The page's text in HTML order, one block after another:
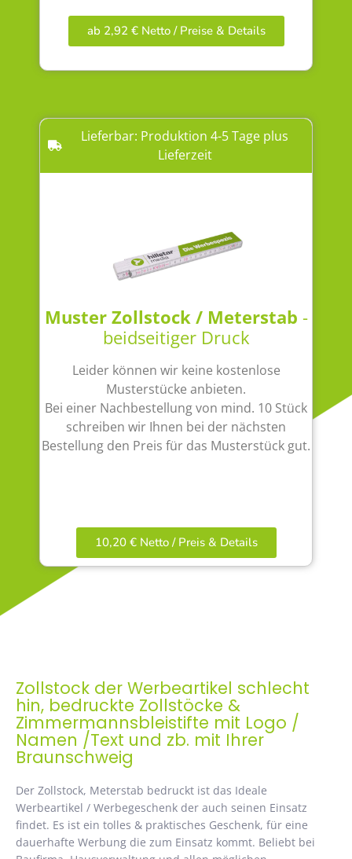
ab 2,92 € Netto / Preise & Details
Lieferbar: Produktion 4-5 Tage plus
Lieferzeit
Muster Zollstock / Meterstab -
beidseitiger Druck
Leider können wir keine kostenlose
Musterstücke anbieten.
Bei einer Nachbestellung von mind. 10 Stück
schreiben wir Ihnen bei der nächsten
Bestellung den Preis für das Musterstück gut.
10,20 € Netto / Preis & Details
Zollstock der Werbeartikel schlecht
hin, bedruckte Zollstöcke &
Zimmermannsbleistifte mit Logo /
Namen /Text und zb. mit Ihrer
Braunschweig
Der Zollstock, Meterstab bedruckt ist das Ideale
Werbeartikel / Werbegeschenk der auch seinen Einsatz
findet. Es ist ein tolles & praktisches Geschenk, für eine
dauerhafte Werbung die zum Einsatz kommt. Beliebt bei